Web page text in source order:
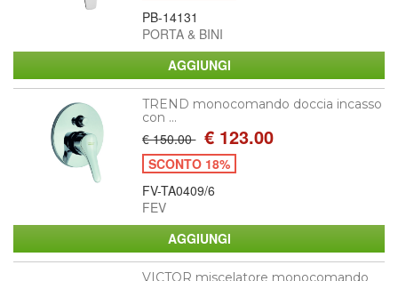
PB-14131
PORTA & BINI
TREND monocomando doccia incasso
con ...
€ 150.00 € 123.00
SCONTO 18%
FV-TA0409/6
FEV
VICTOR miscelatore monocomando